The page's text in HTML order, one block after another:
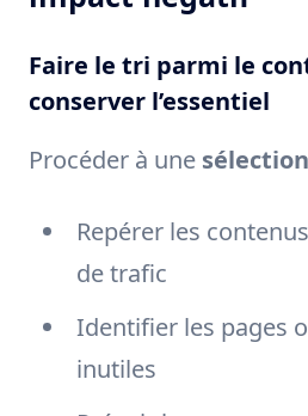
Faire le tri parmi le
conserver l’essentiel
Procéder à une
Repérer les
de trafic
Identifier les pages
inutiles